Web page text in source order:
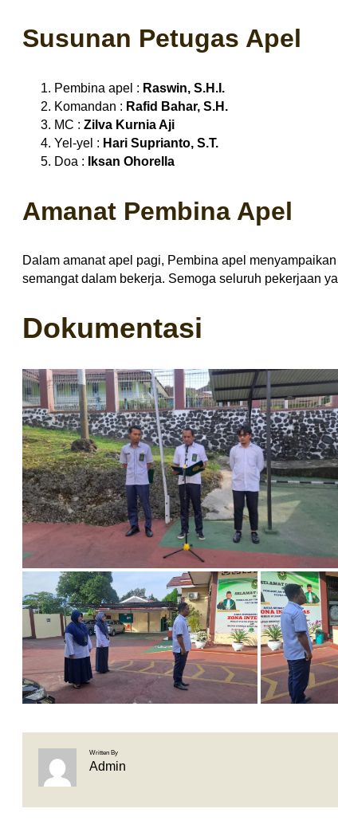
Susunan Petugas Apel
Pembina apel : Raswin, S.H.I.
Komandan : Rafid Bahar, S.H.
MC : Zilva Kurnia Aji
Yel-yel : Hari Suprianto, S.T.
Doa :
Iksan Ohorella
Amanat Pembina Apel
Dalam amanat apel pagi, Pembina apel
semangat dalam bekerja. Semoga seluruh pekerjaan
Dokumentasi
Written By
Admin